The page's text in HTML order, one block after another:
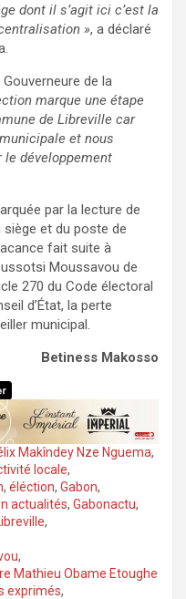
dont il s’agit ici c’est la
», a déclaré
de la
marque une étape
de Libreville car
et nous
le développement
par la lecture de
siège et du poste de
fait suite à
Moussavou de
270 du Code électoral
d’État, la perte
municipal.
Betiness Makosso
Makîndey Nze Nguema,
locale,
, éléction, Gabon,
actualités, Gabonactu,
,
,
Mathieu Obame Etoughe
exprimés,